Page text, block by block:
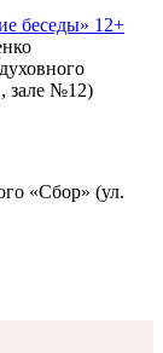
беседы» 12+
зале №12)
«Сбор» (ул.